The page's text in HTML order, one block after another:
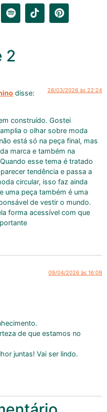
2
disse: 28/03/2026 às 22:24
construído. Gostei
o olhar sobre moda
está só na peça final, mas
marca e também na
esse tema é tratado
tendência e passa a
circular, isso faz ainda
uma peça também é uma
de vestir o mundo.
forma acessível com que
09/04/2026 às 16:09
de que estamos no
juntas! Vai ser lindo.